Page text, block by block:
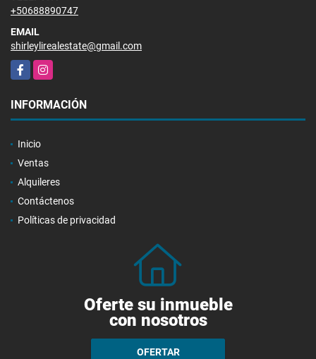
+50688890747
EMAIL
shirleylirealestate@gmail.com
FacebookInstagram
INFORMACIÓN
Inicio
Ventas
Alquileres
Contáctenos
Políticas de privacidad
Oferte su inmueble
con nosotros
OFERTAR